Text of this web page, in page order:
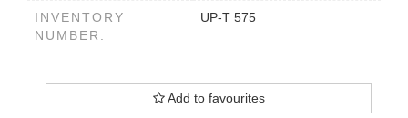
INVENTORY
NUMBER:
UP-T 575
Add to favourites